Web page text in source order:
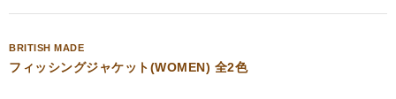
BRITISH MADE
フィッシングジャケット(WOMEN) 全2色